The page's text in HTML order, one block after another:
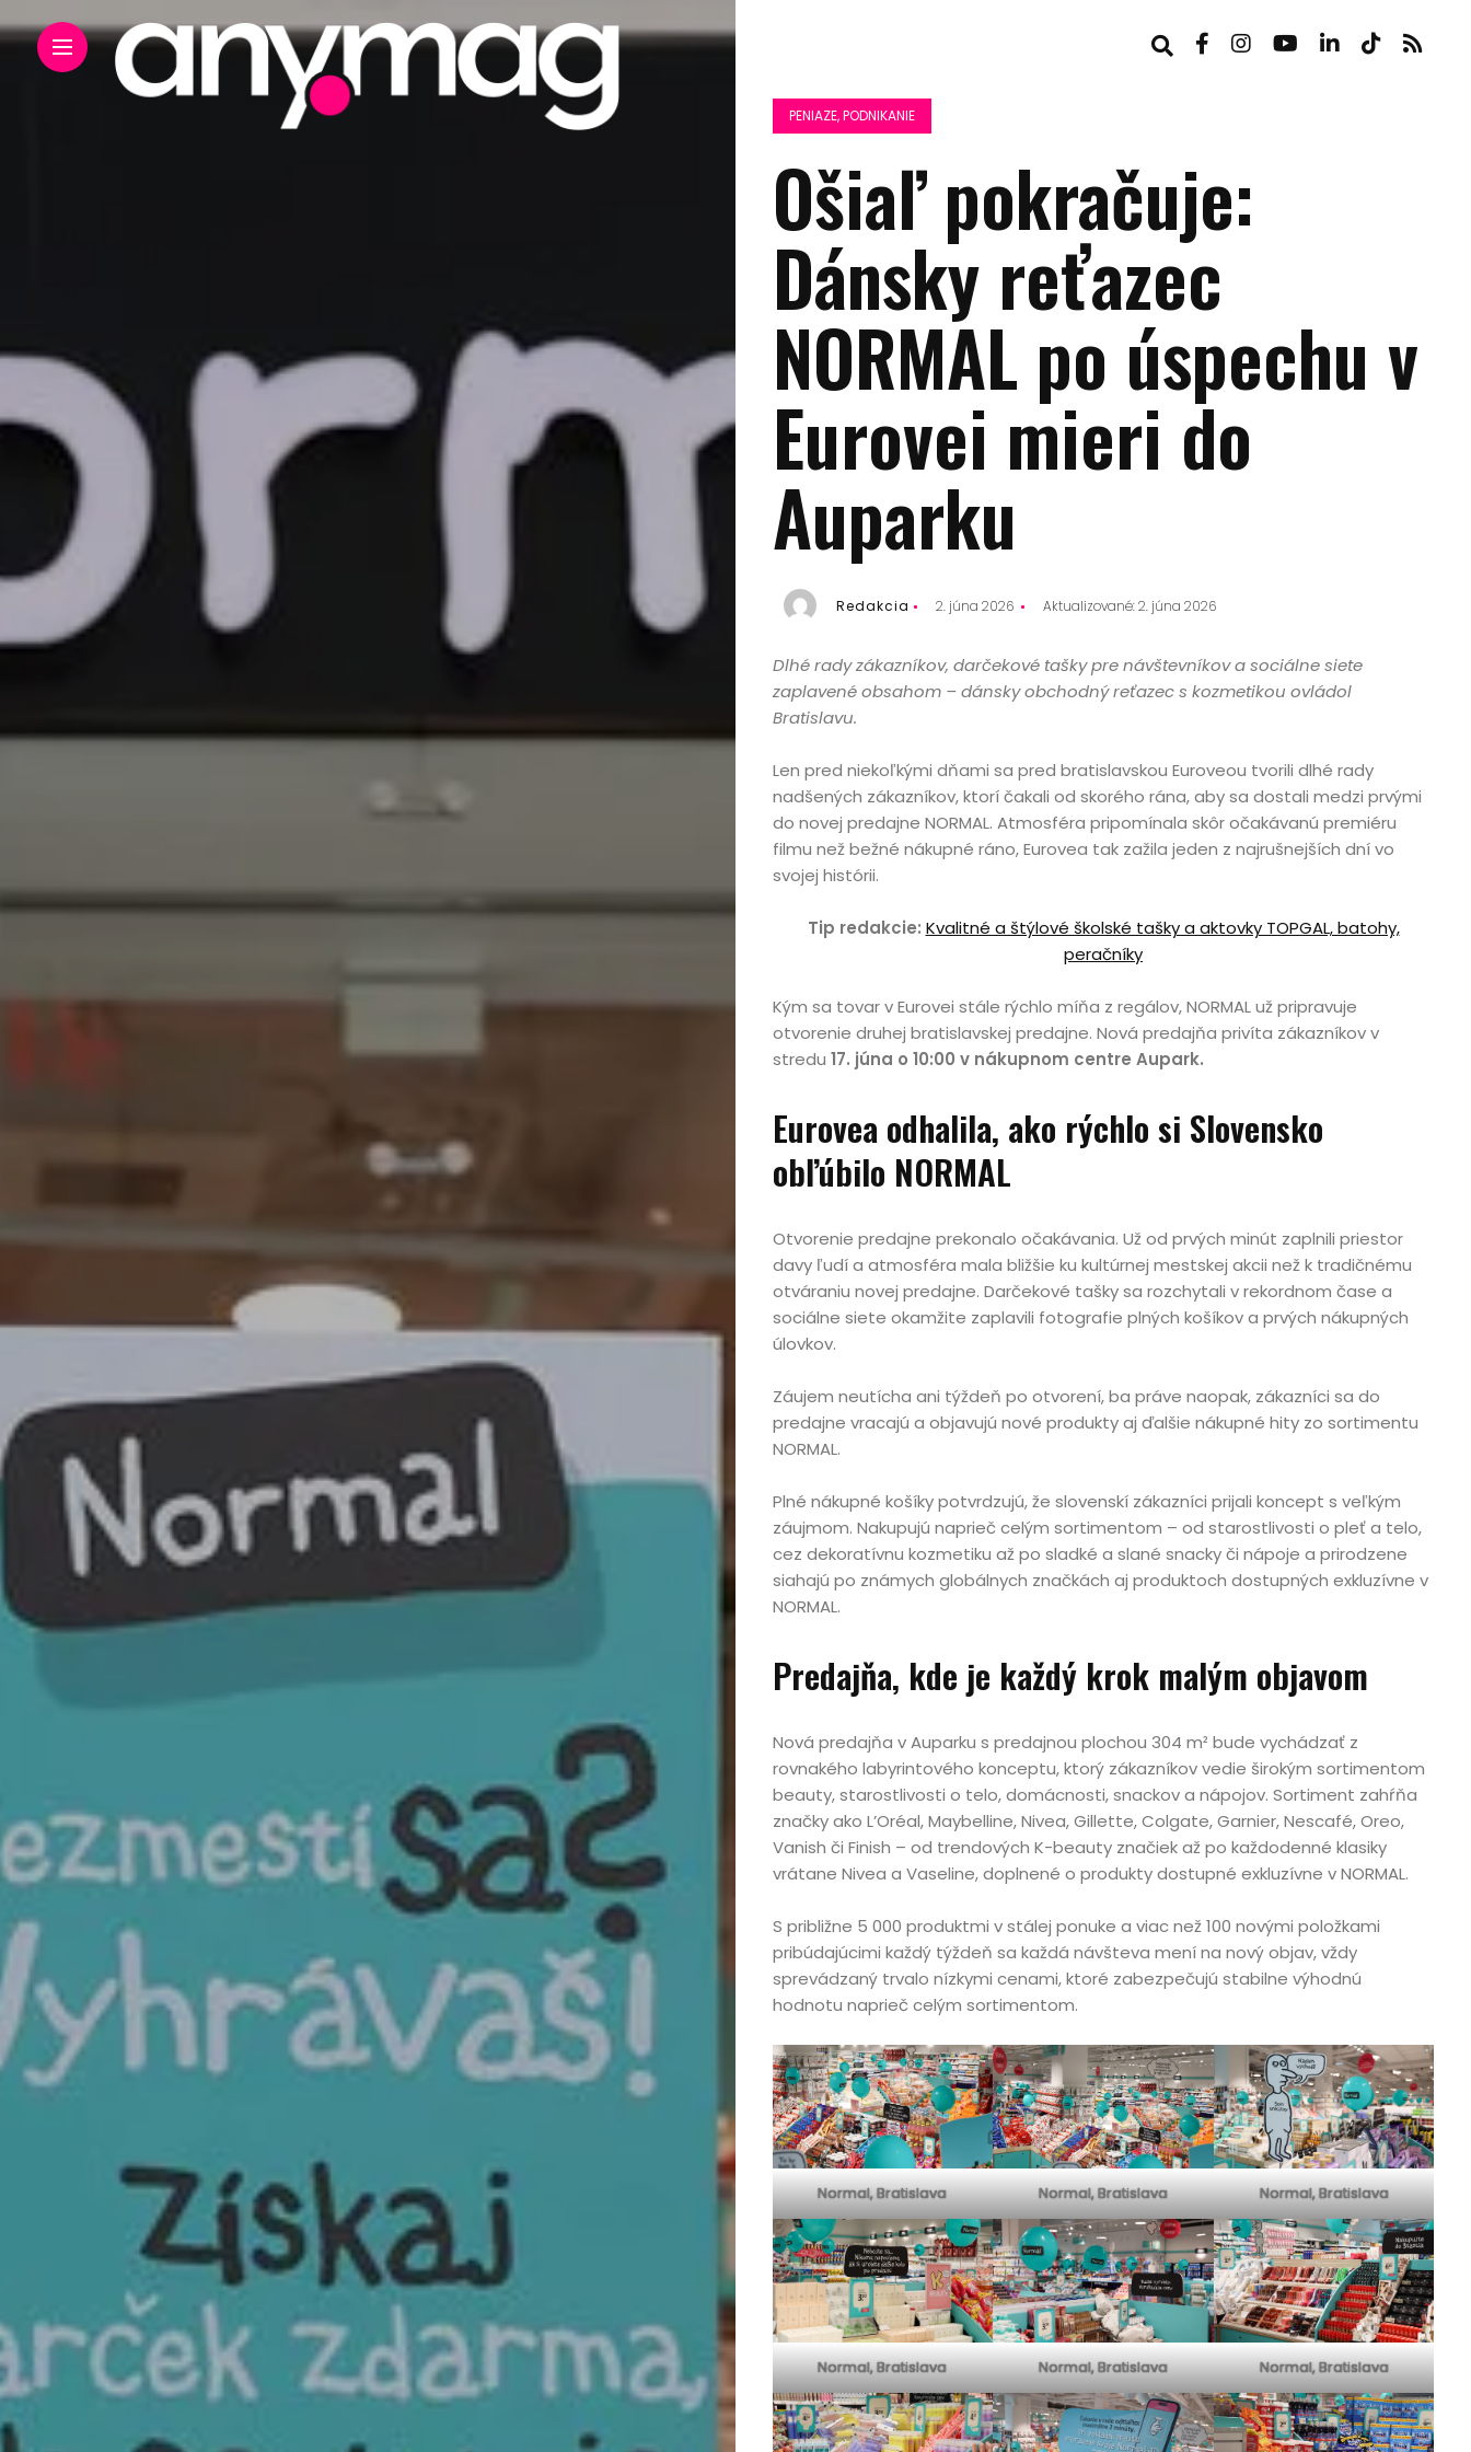
Domov
Automobily,
motorky,
mobilita
Bývanie,
domácnosť
PENIAZE, PODNIKANIE
Ošiaľ pokračuje:
Dánsky reťazec
NORMAL po úspechu v
Eurovei mieri do
Auparku
Redakcia 2. júna 2026 Aktualizované: 2. júna 2026
Dlhé rady zákazníkov, darčekové tašky pre návštevníkov a sociálne siete
zaplavené obsahom – dánsky obchodný reťazec s kozmetikou ovládol
Bratislavu.
Len pred niekoľkými dňami sa pred bratislavskou Euroveou tvorili dlhé rady
nadšených zákazníkov, ktorí čakali od skorého rána, aby sa dostali medzi prvými
do novej predajne NORMAL. Atmosféra pripomínala skôr očakávanú premiéru
filmu než bežné nákupné ráno, Eurovea tak zažila jeden z najrušnejších dní vo
svojej histórii.
Tip redakcie: Kvalitné a štýlové školské tašky a aktovky TOPGAL, batohy,
peračníky
Kým sa tovar v Eurovei stále rýchlo míňa z regálov, NORMAL už pripravuje
otvorenie druhej bratislavskej predajne. Nová predajňa privíta zákazníkov v
stredu 17. júna o 10:00 v nákupnom centre Aupark.
Eurovea odhalila, ako rýchlo si Slovensko
obľúbilo NORMAL
Otvorenie predajne prekonalo očakávania. Už od prvých minút zaplnili priestor
davy ľudí a atmosféra mala bližšie ku kultúrnej mestskej akcii než k tradičnému
otváraniu novej predajne. Darčekové tašky sa rozchytali v rekordnom čase a
sociálne siete okamžite zaplavili fotografie plných košíkov a prvých nákupných
úlovkov.
Záujem neutícha ani týždeň po otvorení, ba práve naopak, zákazníci sa do
predajne vracajú a objavujú nové produkty aj ďalšie nákupné hity zo sortimentu
NORMAL.
Plné nákupné košíky potvrdzujú, že slovenskí zákazníci prijali koncept s veľkým
záujmom. Nakupujú naprieč celým sortimentom – od starostlivosti o pleť a telo,
cez dekoratívnu kozmetiku až po sladké a slané snacky či nápoje a prirodzene
siahajú po známych globálnych značkách aj produktoch dostupných exkluzívne v
NORMAL.
Predajňa, kde je každý krok malým objavom
Nová predajňa v Auparku s predajnou plochou 304 m² bude vychádzať z
rovnakého labyrintového konceptu, ktorý zákazníkov vedie širokým sortimentom
beauty, starostlivosti o telo, domácnosti, snackov a nápojov. Sortiment zahŕňa
značky ako L’Oréal, Maybelline, Nivea, Gillette, Colgate, Garnier, Nescafé, Oreo,
Vanish či Finish – od trendových K-beauty značiek až po každodenné klasiky
vrátane Nivea a Vaseline, doplnené o produkty dostupné exkluzívne v NORMAL.
S približne 5 000 produktmi v stálej ponuke a viac než 100 novými položkami
pribúdajúcimi každý týždeň sa každá návšteva mení na nový objav, vždy
sprevádzaný trvalo nízkymi cenami, ktoré zabezpečujú stabilne výhodnú
hodnotu naprieč celým sortimentom.
Normal, Bratislava Normal, Bratislava Normal, Bratislava
Normal, Bratislava Normal, Bratislava Normal, Bratislava